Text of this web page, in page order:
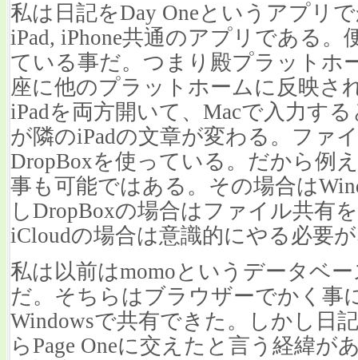
私は日記をDay Oneというアプリ
iPad, iPhone共通のアプリである
ている事だ。つまり殿プラットホ
座に他のプラットホームに反映さ
iPadを両方開いて、Macで入力す
が隣のiPadの文章が変わる。ファ
DropBoxを使っている。だから例
事も可能ではある。その場合は
しDropBoxの場合はファイル共有
iCloudの場合は意識的にやる必要
私は以前はmomoというデータベ
だ。そちらはブラウザーでかく事
Windowsで共有できた。しかし日
らPage Oneに交えたと言う経緯が